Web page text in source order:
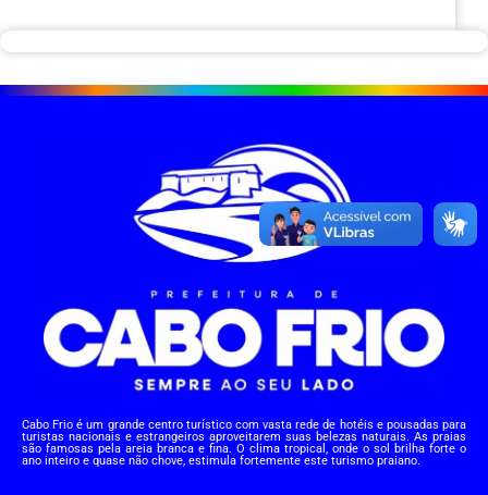
Cabo Frio é um grande centro turístico com vasta rede de hotéis e pousadas para
turistas nacionais e estrangeiros aproveitarem suas belezas naturais. As praias
são famosas pela areia branca e fina. O clima tropical, onde o sol brilha forte o
ano inteiro e quase não chove, estimula fortemente este turismo praiano.